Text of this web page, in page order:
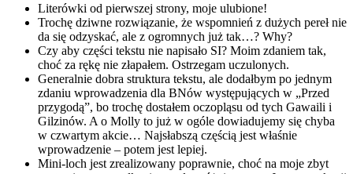
Literówki od pierwszej strony, moje ulubione!
Trochę dziwne rozwiązanie, że wspomnień z dużych pereł nie
da się odzyskać, ale z ogromnych już tak…? Why?
Czy aby części tekstu nie napisało SI? Moim zdaniem tak,
choć za rękę nie złapałem. Ostrzegam uczulonych.
Generalnie dobra struktura tekstu, ale dodałbym po jednym
zdaniu wprowadzenia dla BNów występujących w „Przed
przygodą”, bo trochę dostałem oczopląsu od tych Gawaili i
Gilzinów. A o Molly to już w ogóle dowiadujemy się chyba
w czwartym akcie… Najsłabszą częścią jest właśnie
wprowadzenie – potem jest lepiej.
Mini-loch jest zrealizowany poprawnie, choć na moje zbyt